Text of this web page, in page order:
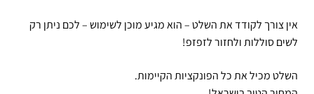
אין צורך לקודד את השלט – הוא מגיע מוכן לשימוש – לכם ניתן רק
לשים סוללות ולחזור לזפזפ!
השלט מכיל את כל הפונקציות הקיימות.